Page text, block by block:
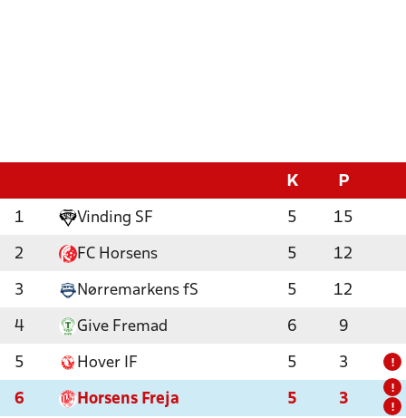
K P
1 Vinding SF 5 15
2 FC Horsens 5 12
3 Nørremarkens fS 5 12
4 Give Fremad 6 9
5 Hover IF 5 3 !
6 Horsens Freja 5 3
!
!